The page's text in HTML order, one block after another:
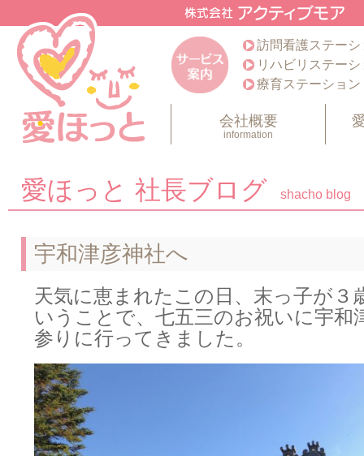
訪問看護ステー
リハビリステー
療育ステーション
会社概要
information
愛ほっと 社長ブログ shacho blog
宇和津彦神社へ
天気に恵まれたこの日、末っ子が３
いうことで、七五三のお祝いに宇和
参りに行ってきました。